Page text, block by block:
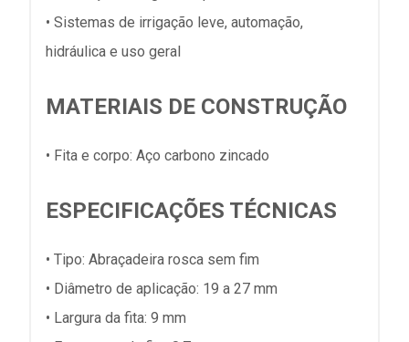
• Sistemas de irrigação leve, automação,
hidráulica e uso geral
MATERIAIS DE CONSTRUÇÃO
• Fita e corpo: Aço carbono zincado
ESPECIFICAÇÕES TÉCNICAS
• Tipo: Abraçadeira rosca sem fim
• Diâmetro de aplicação: 19 a 27 mm
• Largura da fita: 9 mm